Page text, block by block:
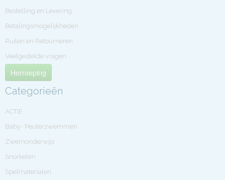
Bestelling en Levering
Betalingsmogelijkheden
Ruilen en Retourneren
Veelgestelde vragen
Herroeping
Categorieën
ACTIE
Baby- Peuterzwemmen
Zwemonderwijs
Snorkelen
Spelmaterialen